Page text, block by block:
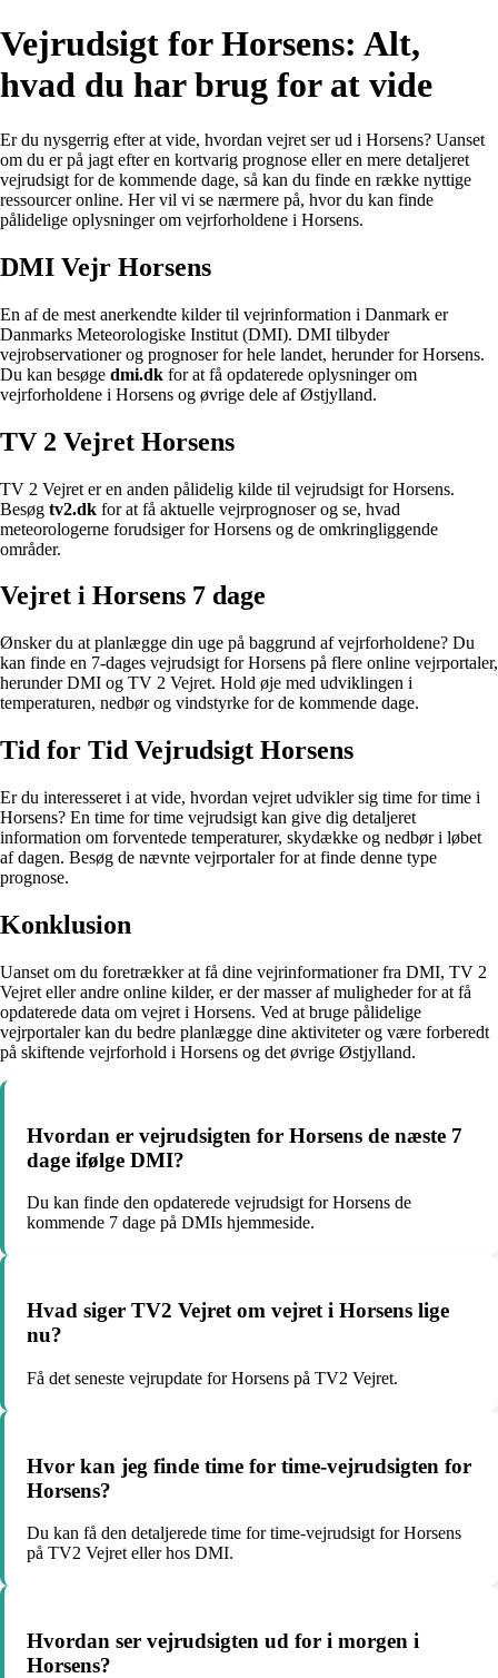
Vejrudsigt for Horsens: Alt,
hvad du har brug for at vide
Er du nysgerrig efter at vide, hvordan vejret ser ud i Horsens? Uanset
om du er på jagt efter en kortvarig prognose eller en mere detaljeret
vejrudsigt for de kommende dage, så kan du finde en række nyttige
ressourcer online. Her vil vi se nærmere på, hvor du kan finde
pålidelige oplysninger om vejrforholdene i Horsens.
DMI Vejr Horsens
En af de mest anerkendte kilder til vejrinformation i Danmark er
Danmarks Meteorologiske Institut (DMI). DMI tilbyder
vejrobservationer og prognoser for hele landet, herunder for Horsens.
Du kan besøge dmi.dk for at få opdaterede oplysninger om
vejrforholdene i Horsens og øvrige dele af Østjylland.
TV 2 Vejret Horsens
TV 2 Vejret er en anden pålidelig kilde til vejrudsigt for Horsens.
Besøg tv2.dk for at få aktuelle vejrprognoser og se, hvad
meteorologerne forudsiger for Horsens og de omkringliggende
områder.
Vejret i Horsens 7 dage
Ønsker du at planlægge din uge på baggrund af vejrforholdene? Du
kan finde en 7-dages vejrudsigt for Horsens på flere online vejrportaler,
herunder DMI og TV 2 Vejret. Hold øje med udviklingen i
temperaturen, nedbør og vindstyrke for de kommende dage.
Tid for Tid Vejrudsigt Horsens
Er du interesseret i at vide, hvordan vejret udvikler sig time for time i
Horsens? En time for time vejrudsigt kan give dig detaljeret
information om forventede temperaturer, skydække og nedbør i løbet
af dagen. Besøg de nævnte vejrportaler for at finde denne type
prognose.
Konklusion
Uanset om du foretrækker at få dine vejrinformationer fra DMI, TV 2
Vejret eller andre online kilder, er der masser af muligheder for at få
opdaterede data om vejret i Horsens. Ved at bruge pålidelige
vejrportaler kan du bedre planlægge dine aktiviteter og være forberedt
på skiftende vejrforhold i Horsens og det øvrige Østjylland.
Hvordan er vejrudsigten for Horsens de næste 7
dage ifølge DMI?
Du kan finde den opdaterede vejrudsigt for Horsens de
kommende 7 dage på DMIs hjemmeside.
Hvad siger TV2 Vejret om vejret i Horsens lige
nu?
Få det seneste vejrupdate for Horsens på TV2 Vejret.
Hvor kan jeg finde time for time-vejrudsigten for
Horsens?
Du kan få den detaljerede time for time-vejrudsigt for Horsens
på TV2 Vejret eller hos DMI.
Hvordan ser vejrudsigten ud for i morgen i
Horsens?